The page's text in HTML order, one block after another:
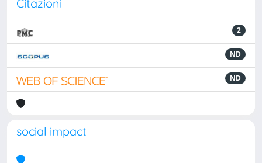
Citazioni
2
ND
ND
social impact